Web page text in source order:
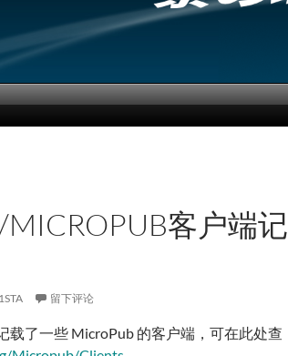
客户端记
留下评论
载了一些 MicroPub 的客户端，可在此处查